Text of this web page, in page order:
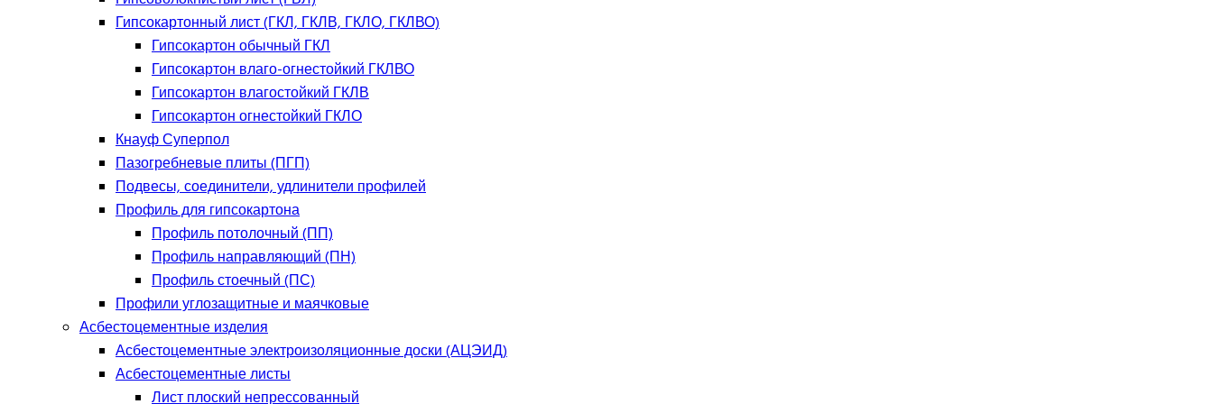
Гипсокартонный лист (ГКЛ, ГКЛВ, ГКЛО, ГКЛВО)
Гипсокартон обычный ГКЛ
Гипсокартон влаго-огнестойкий ГКЛВО
Гипсокартон влагостойкий ГКЛВ
Гипсокартон огнестойкий ГКЛО
Кнауф Суперпол
Пазогребневые плиты (ПГП)
Подвесы, соединители, удлинители профилей
Профиль для гипсокартона
Профиль потолочный (ПП)
Профиль направляющий (ПН)
Профиль стоечный (ПС)
Профили углозащитные и маячковые
Асбестоцементные изделия
Асбестоцементные электроизоляционные доски (АЦЭИД)
Асбестоцементные листы
Лист плоский непрессованный